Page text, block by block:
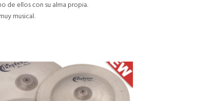
de ellos con su alma propia.
musical.